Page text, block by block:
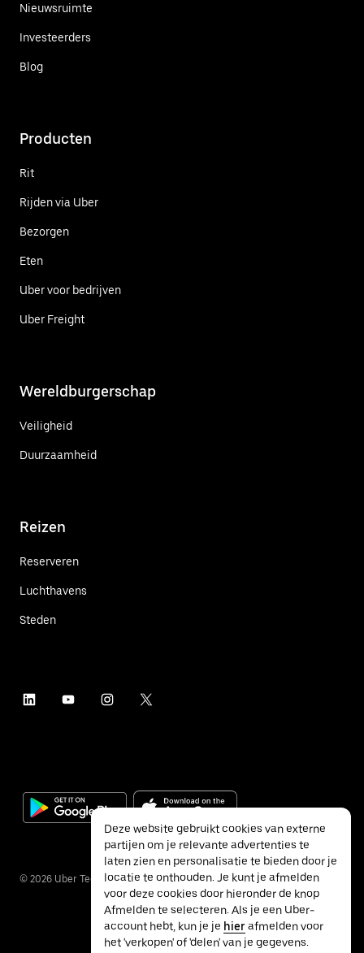
Nieuwsruimte
Investeerders
Blog
Producten
Rit
Rijden via Uber
Bezorgen
Eten
Uber voor bedrijven
Uber Freight
Wereldburgerschap
Veiligheid
Duurzaamheid
Reizen
Reserveren
Luchthavens
Steden
© 2026 Uber Technologies Inc.
Deze website gebruikt cookies van externe
partijen om je relevante advertenties te
laten zien en personalisatie te bieden door je
locatie te onthouden. Je kunt je afmelden
voor deze cookies door hieronder de knop
Afmelden te selecteren. Als je een Uber-
account hebt, kun je je hierafmelden voor
het 'verkopen' of 'delen' van je gegevens.